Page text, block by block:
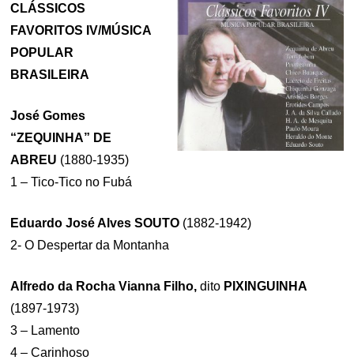
CLÁSSICOS
FAVORITOS IV/MÚSICA
POPULAR
BRASILEIRA
José Gomes
“ZEQUINHA” DE
ABREU (1880-1935)
1 – Tico-Tico no Fubá
Eduardo José Alves SOUTO (1882-1942)
2- O Despertar da Montanha
Alfredo da Rocha Vianna Filho,dito PIXINGUINHA
(1897-1973)
3 – Lamento
4 – Carinhoso